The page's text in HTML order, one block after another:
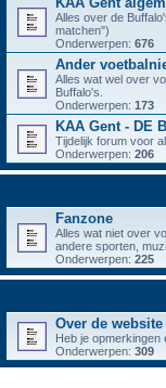
Alles over de
matchen")
Onderwerpen: 676
Ander
Alles wat wel over
Buffalo's.
Onderwerpen: 173
KAA Gent - DE
Tijdelijk forum voor
Onderwerpen: 206
Fanzone
Alles wat niet over
andere sporten,
Onderwerpen: 225
Over de website
Heb je opmerkingen
Onderwerpen: 309